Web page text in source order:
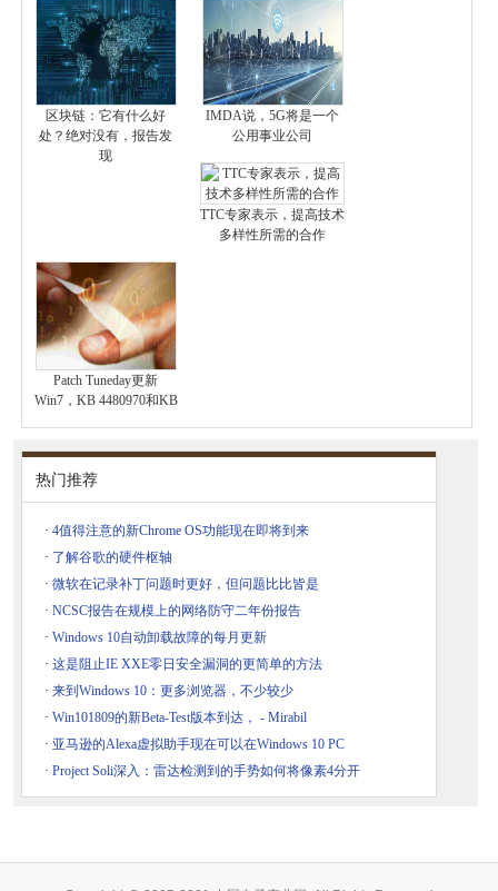
区块链：它有什么好
处？绝对没有，报告发
现
IMDA说，5G将是一个
公用事业公司
TTC专家表示，提高技术
多样性所需的合作
Patch Tuneday更新
Win7，KB 4480970和KB
热门推荐
· 4值得注意的新Chrome OS功能现在即将到来
· 了解谷歌的硬件枢轴
· 微软在记录补丁问题时更好，但问题比比皆是
· NCSC报告在规模上的网络防守二年份报告
· Windows 10自动卸载故障的每月更新
· 这是阻止IE XXE零日安全漏洞的更简单的方法
· 来到Windows 10：更多浏览器，不少较少
· Win101809的新Beta-Test版本到达， - Mirabil
· 亚马逊的Alexa虚拟助手现在可以在Windows 10 PC
· Project Soli深入：雷达检测到的手势如何将像素4分开